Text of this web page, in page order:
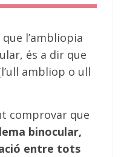
l’ambliopia
és a dir que
ambliop o ull
comprovar que
binocular,
entre tots